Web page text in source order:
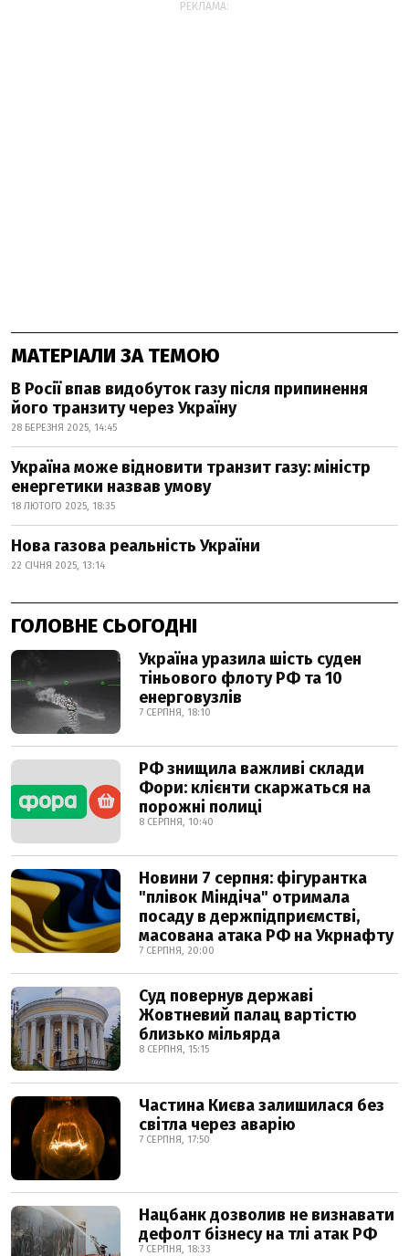
РЕКЛАМА:
МАТЕРІАЛИ ЗА ТЕМОЮ
В Росії впав видобуток газу після припинення
його транзиту через Україну
28 БЕРЕЗНЯ 2025, 14:45
Україна може відновити транзит газу: міністр
енергетики назвав умову
18 ЛЮТОГО 2025, 18:35
Нова газова реальність України
22 СІЧНЯ 2025, 13:14
ГОЛОВНЕ СЬОГОДНІ
Україна уразила шість суден
тіньового флоту РФ та 10
енерговузлів
7 СЕРПНЯ, 18:10
РФ знищила важливі склади
Фори: клієнти скаржаться на
порожні полиці
8 СЕРПНЯ, 10:40
Новини 7 серпня: фігурантка
"плівок Міндіча" отримала
посаду в держпідприємстві,
масована атака РФ на Укрнафту
7 СЕРПНЯ, 20:00
Суд повернув державі
Жовтневий палац вартістю
близько мільярда
8 СЕРПНЯ, 15:15
Частина Києва залишилася без
світла через аварію
7 СЕРПНЯ, 17:50
Нацбанк дозволив не визнавати
дефолт бізнесу на тлі атак РФ
7 СЕРПНЯ, 18:33